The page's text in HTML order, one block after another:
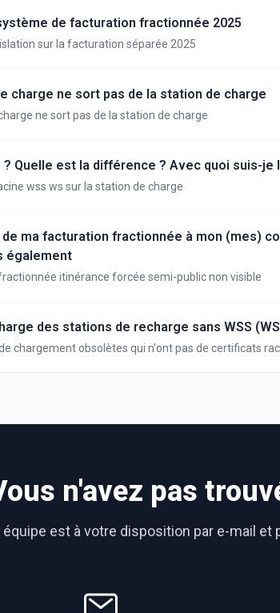
qualifiées de biens immeubles par destination et
la législation sur la TVA. Les fabricants proposent
la livraison et à l'installation d'une station de recharge,
de facturation fractionnée 2025
sur la facturation séparée 2025
charge ne sort pas de la station de charge
charge ne sort pas de la station de charge
? Quelle est la différence ? Avec quoi suis-je
wss ws sur la station de charge
de ma facturation fractionnée à mon (mes)
également
itinérance forcée semi-public non visible
des stations de recharge sans WSS
chargement obsolètes qui n'ont pas de certificats
n'avez pas
est à votre disposition par e-mail et